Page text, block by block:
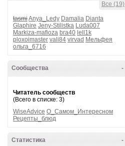
Все (19)
tasmiAnya_Ledy Damalia Dianta
Glaphire Jeny-Stilistka Luda007
Markiza-mafioza bra40 lell1k
ploxoimaster vali84 virvad Мельфея
ольга_6716
-
Сообщества
Читатель сообществ
(Всего в списке: 3)
WiseAdvice О_Самом_Интересном
Рецепты_блюд
-
Статистика